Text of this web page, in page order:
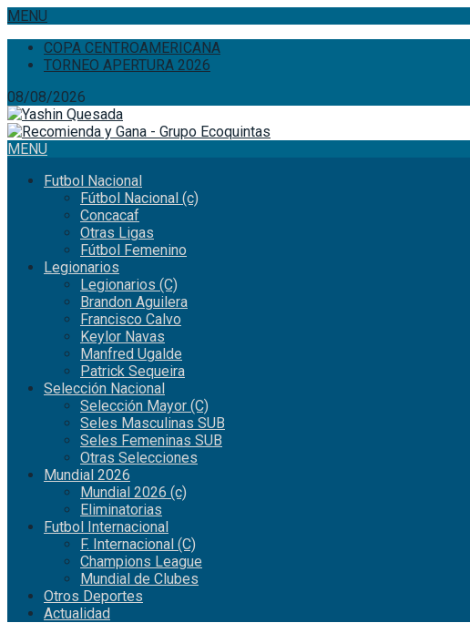
MENU
COPA CENTROAMERICANA
TORNEO APERTURA 2026
08/08/2026
MENU
Futbol Nacional
Fútbol Nacional (c)
Concacaf
Otras Ligas
Fútbol Femenino
Legionarios
Legionarios (C)
Brandon Aguilera
Francisco Calvo
Keylor Navas
Manfred Ugalde
Patrick Sequeira
Selección Nacional
Selección Mayor (C)
Seles Masculinas SUB
Seles Femeninas SUB
Otras Selecciones
Mundial 2026
Mundial 2026 (c)
Eliminatorias
Futbol Internacional
F. Internacional (C)
Champions League
Mundial de Clubes
Otros Deportes
Actualidad